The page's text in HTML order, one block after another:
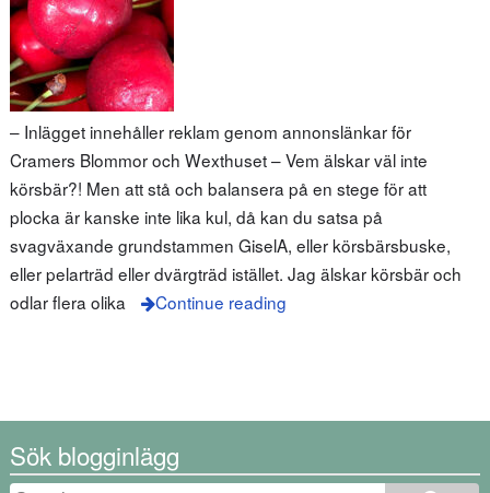
– Inlägget innehåller reklam genom annonslänkar för
Cramers Blommor och Wexthuset – Vem älskar väl inte
körsbär?! Men att stå och balansera på en stege för att
plocka är kanske inte lika kul, då kan du satsa på
svagväxande grundstammen GiselA, eller körsbärsbuske,
eller pelarträd eller dvärgträd istället. Jag älskar körsbär och
odlar flera olika
Continue reading
Sök blogginlägg